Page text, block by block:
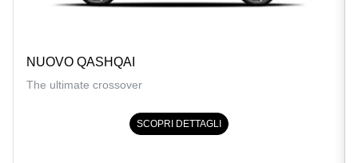
NUOVO QASHQAI
The ultimate crossover
SCOPRI DETTAGLI